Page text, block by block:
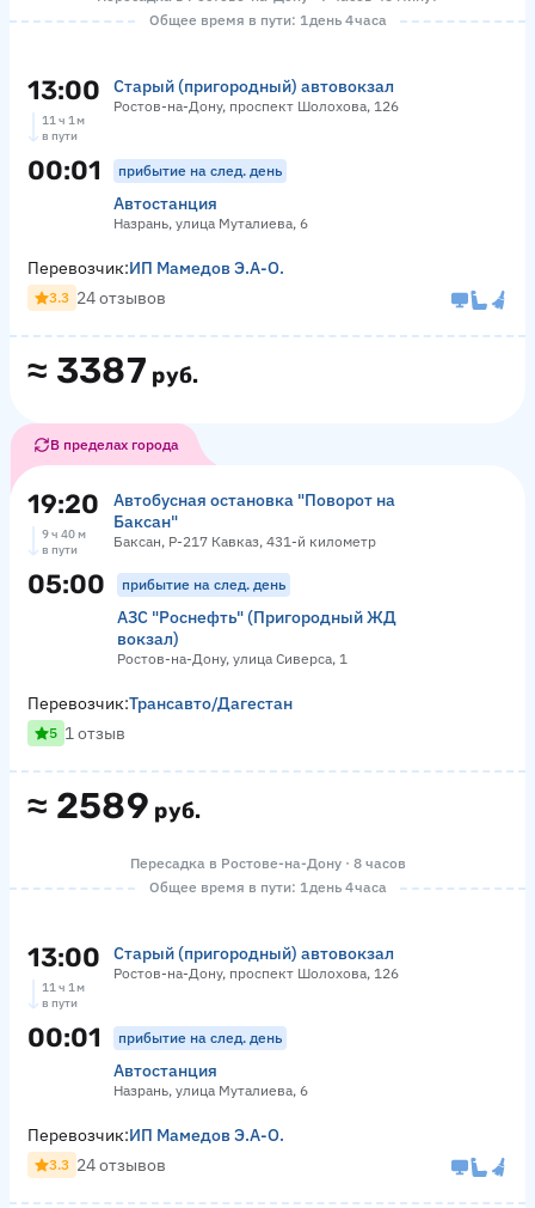
Общее время в пути: 1 день 4 часа
13:00 Старый (пригородный) автовокзал
Ростов-на-Дону, проспект Шолохова, 126
11 ч 1 м
в пути
00:01 прибытие на след. день
Автостанция
Назрань, улица Муталиева, 6
≈ 3387 руб.
Перевозчик:ИП Мамедов Э.А-О.
3.3 24 отзывов
В пределах города
19:20
Автобусная остановка "Поворот на
Баксан"
Баксан, Р-217 Кавказ, 431-й километр
9 ч 40 м
в пути
05:00 прибытие на след. день
АЗС "Роснефть" (Пригородный ЖД
вокзал)
Ростов-на-Дону, улица Сиверса, 1
≈ 2589 руб.
Перевозчик:Трансавто/Дагестан
5 1 отзыв
Пересадка в Ростове-на-Дону · 8 часов
Общее время в пути: 1 день 4 часа
13:00 Старый (пригородный) автовокзал
Ростов-на-Дону, проспект Шолохова, 126
11 ч 1 м
в пути
00:01 прибытие на след. день
Автостанция
Назрань, улица Муталиева, 6
Перевозчик:ИП Мамедов Э.А-О.
3.3 24 отзывов